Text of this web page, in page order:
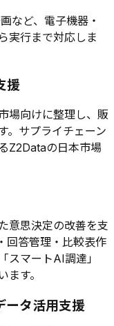
など、電子機器・
実行まで対応しま
援
場向けに整理し、販
。サプライチェーン
Z2Dataの日本市場
意思決定の改善を支
回答管理・比較表作
スマートAI調達」
す。
ータ活用支援